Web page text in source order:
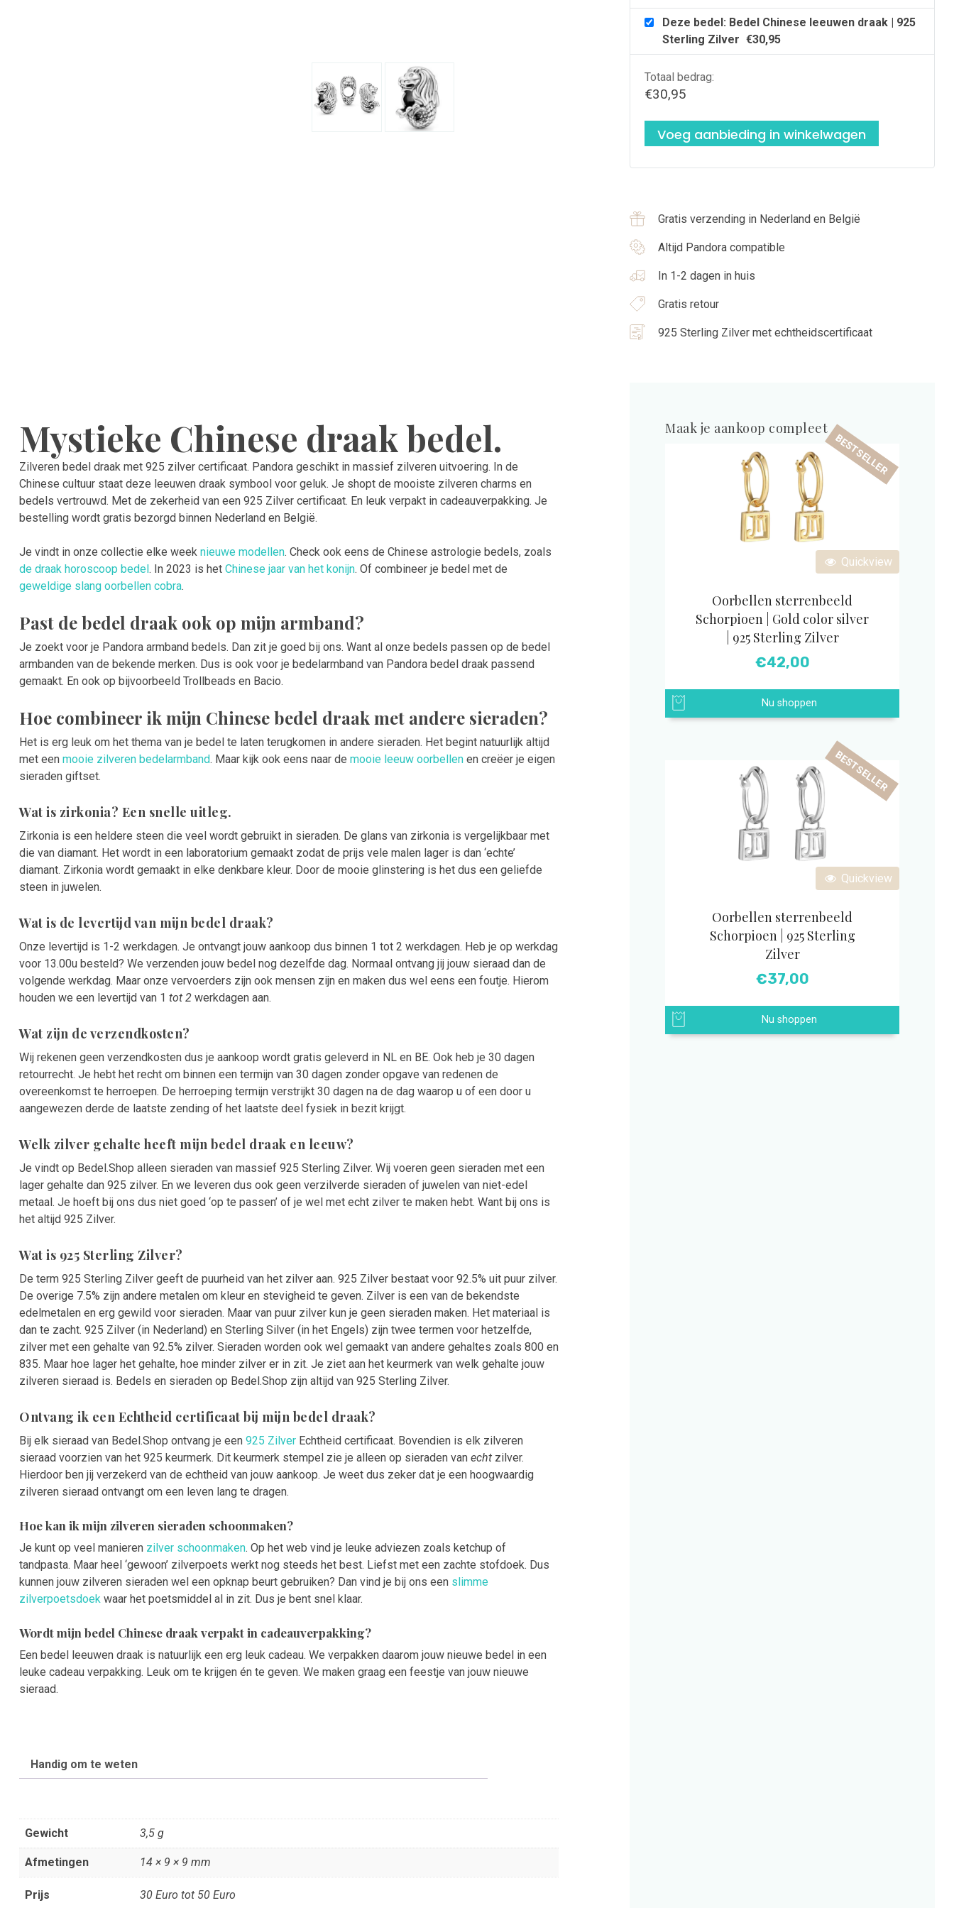
Deze bedel: Bedel Chinese leeuwen draak | 925
Sterling Zilver €30,95
Totaal bedrag:
€30,95
Voeg aanbieding in winkelwagen
Gratis verzending in Nederland en België
Altijd Pandora compatible
In 1-2 dagen in huis
Gratis retour
925 Sterling Zilver met echtheidscertificaat
Mystieke Chinese draak bedel.
Zilveren bedel draak met 925 zilver certificaat. Pandora geschikt in massief zilveren uitvoering. In de
Chinese cultuur staat deze leeuwen draak symbool voor geluk. Je shopt de mooiste zilveren charms en
bedels vertrouwd. Met de zekerheid van een 925 Zilver certificaat. En leuk verpakt in cadeauverpakking. Je
bestelling wordt gratis bezorgd binnen Nederland en België.
Je vindt in onze collectie elke week nieuwe modellen. Check ook eens de Chinese astrologie bedels, zoals
de draak horoscoop bedel. In 2023 is het Chinese jaar van het konijn. Of combineer je bedel met de
geweldige slang oorbellen cobra.
Past de bedel draak ook op mijn armband?
Je zoekt voor je Pandora armband bedels. Dan zit je goed bij ons. Want al onze bedels passen op de bedel
armbanden van de bekende merken. Dus is ook voor je bedelarmband van Pandora bedel draak passend
gemaakt. En ook op bijvoorbeeld Trollbeads en Bacio.
Hoe combineer ik mijn Chinese bedel draak met andere sieraden?
Het is erg leuk om het thema van je bedel te laten terugkomen in andere sieraden. Het begint natuurlijk altijd
met een mooie zilveren bedelarmband. Maar kijk ook eens naar de mooie leeuw oorbellen en creëer je eigen
sieraden giftset.
Wat is zirkonia? Een snelle uitleg.
Zirkonia is een heldere steen die veel wordt gebruikt in sieraden. De glans van zirkonia is vergelijkbaar met
die van diamant. Het wordt in een laboratorium gemaakt zodat de prijs vele malen lager is dan ‘echte’
diamant. Zirkonia wordt gemaakt in elke denkbare kleur. Door de mooie glinstering is het dus een geliefde
steen in juwelen.
Wat is de levertijd van mijn bedel draak?
Onze levertijd is 1-2 werkdagen. Je ontvangt jouw aankoop dus binnen 1 tot 2 werkdagen. Heb je op werkdag
voor 13.00u besteld? We verzenden jouw bedel nog dezelfde dag. Normaal ontvang jij jouw sieraad dan de
volgende werkdag. Maar onze vervoerders zijn ook mensen zijn en maken dus wel eens een foutje. Hierom
houden we een levertijd van 1 tot 2 werkdagen aan.
Wat zijn de verzendkosten?
Wij rekenen geen verzendkosten dus je aankoop wordt gratis geleverd in NL en BE. Ook heb je 30 dagen
retourrecht. Je hebt het recht om binnen een termijn van 30 dagen zonder opgave van redenen de
overeenkomst te herroepen. De herroeping termijn verstrijkt 30 dagen na de dag waarop u of een door u
aangewezen derde de laatste zending of het laatste deel fysiek in bezit krijgt.
Welk zilver gehalte heeft mijn bedel draak en leeuw?
Je vindt op Bedel.Shop alleen sieraden van massief 925 Sterling Zilver. Wij voeren geen sieraden met een
lager gehalte dan 925 zilver. En we leveren dus ook geen verzilverde sieraden of juwelen van niet-edel
metaal. Je hoeft bij ons dus niet goed ‘op te passen’ of je wel met echt zilver te maken hebt. Want bij ons is
het altijd 925 Zilver.
Wat is 925 Sterling Zilver?
De term 925 Sterling Zilver geeft de puurheid van het zilver aan. 925 Zilver bestaat voor 92.5% uit puur zilver.
De overige 7.5% zijn andere metalen om kleur en stevigheid te geven. Zilver is een van de bekendste
edelmetalen en erg gewild voor sieraden. Maar van puur zilver kun je geen sieraden maken. Het materiaal is
dan te zacht. 925 Zilver (in Nederland) en Sterling Silver (in het Engels) zijn twee termen voor hetzelfde,
zilver met een gehalte van 92.5% zilver. Sieraden worden ook wel gemaakt van andere gehaltes zoals 800 en
835. Maar hoe lager het gehalte, hoe minder zilver er in zit. Je ziet aan het keurmerk van welk gehalte jouw
zilveren sieraad is. Bedels en sieraden op Bedel.Shop zijn altijd van 925 Sterling Zilver.
Ontvang ik een Echtheid certificaat bij mijn bedel draak?
Bij elk sieraad van Bedel.Shop ontvang je een 925 Zilver Echtheid certificaat. Bovendien is elk zilveren
sieraad voorzien van het 925 keurmerk. Dit keurmerk stempel zie je alleen op sieraden van echt zilver.
Hierdoor ben jij verzekerd van de echtheid van jouw aankoop. Je weet dus zeker dat je een hoogwaardig
zilveren sieraad ontvangt om een leven lang te dragen.
Hoe kan ik mijn zilveren sieraden schoonmaken?
Je kunt op veel manieren zilver schoonmaken. Op het web vind je leuke adviezen zoals ketchup of
tandpasta. Maar heel ‘gewoon’ zilverpoets werkt nog steeds het best. Liefst met een zachte stofdoek. Dus
kunnen jouw zilveren sieraden wel een opknap beurt gebruiken? Dan vind je bij ons een slimme
zilverpoetsdoek waar het poetsmiddel al in zit. Dus je bent snel klaar.
Wordt mijn bedel Chinese draak verpakt in cadeauverpakking?
Een bedel leeuwen draak is natuurlijk een erg leuk cadeau. We verpakken daarom jouw nieuwe bedel in een
leuke cadeau verpakking. Leuk om te krijgen én te geven. We maken graag een feestje van jouw nieuwe
sieraad.
Handig om te weten
Gewicht 3,5 g
Afmetingen 14 × 9 × 9 mm
Prijs 30 Euro tot 50 Euro
Maak je aankoop compleet
Quickview
BESTSELLER
Oorbellen sterrenbeeld
Schorpioen | Gold color silver
| 925 Sterling Zilver
€42,00
Nu shoppen
Quickview
BESTSELLER
Oorbellen sterrenbeeld
Schorpioen | 925 Sterling
Zilver
€37,00
Nu shoppen